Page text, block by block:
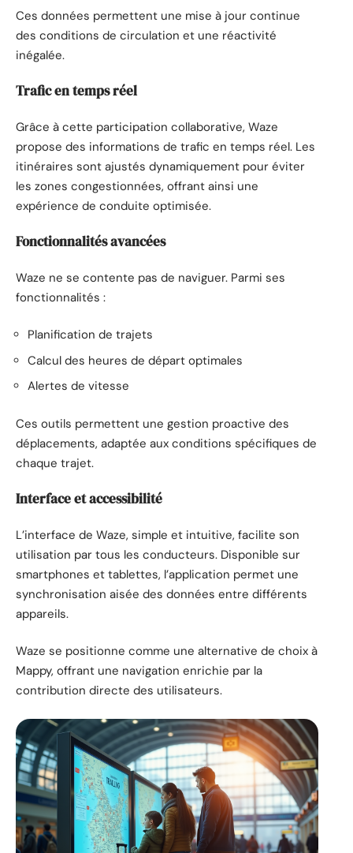
Ces données permettent une mise à jour continue
des conditions de circulation et une réactivité
inégalée.
Trafic en temps réel
Grâce à cette participation collaborative, Waze
propose des informations de trafic en temps réel. Les
itinéraires sont ajustés dynamiquement pour éviter
les zones congestionnées, offrant ainsi une
expérience de conduite optimisée.
Fonctionnalités avancées
Waze ne se contente pas de naviguer. Parmi ses
fonctionnalités :
Planification de trajets
Calcul des heures de départ optimales
Alertes de vitesse
Ces outils permettent une gestion proactive des
déplacements, adaptée aux conditions spécifiques de
chaque trajet.
Interface et accessibilité
L’interface de Waze, simple et intuitive, facilite son
utilisation par tous les conducteurs. Disponible sur
smartphones et tablettes, l’application permet une
synchronisation aisée des données entre différents
appareils.
Waze se positionne comme une alternative de choix à
Mappy, offrant une navigation enrichie par la
contribution directe des utilisateurs.